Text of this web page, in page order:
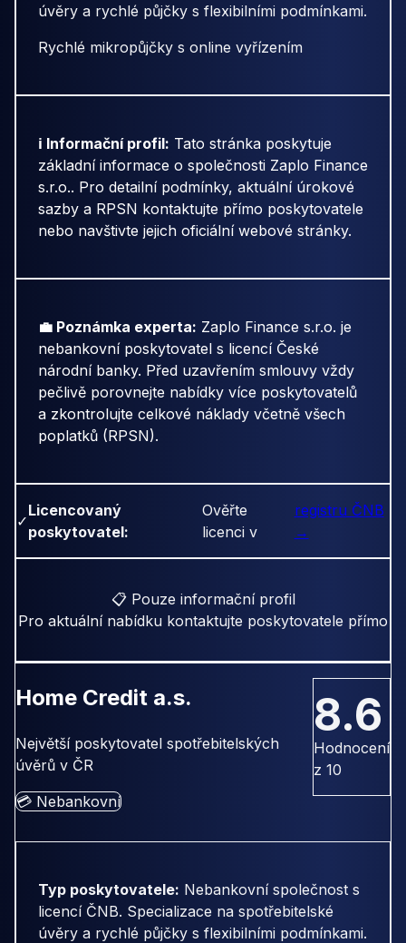
úvěry a rychlé půjčky s flexibilními podmínkami.
Rychlé mikropůjčky s online vyřízením
ℹ️ Informační profil: Tato stránka poskytuje
základní informace o společnosti Zaplo Finance
s.r.o.. Pro detailní podmínky, aktuální úrokové
sazby a RPSN kontaktujte přímo poskytovatele
nebo navštivte jejich oficiální webové stránky.
💼 Poznámka experta: Zaplo Finance s.r.o. je
nebankovní poskytovatel s licencí České
národní banky. Před uzavřením smlouvy vždy
pečlivě porovnejte nabídky více poskytovatelů
a zkontrolujte celkové náklady včetně všech
poplatků (RPSN).
✓
Licencovaný
poskytovatel:
Ověřte
licenci v
registru ČNB
→
📋 Pouze informační profil
Pro aktuální nabídku kontaktujte poskytovatele přímo
Home Credit a.s.
Největší poskytovatel spotřebitelských
úvěrů v ČR
💳 Nebankovní
8.6
Hodnocení
z 10
Typ poskytovatele: Nebankovní společnost s
licencí ČNB. Specializace na spotřebitelské
úvěry a rychlé půjčky s flexibilními podmínkami.